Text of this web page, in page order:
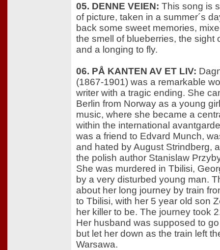
05. DENNE VEIEN: This song is
of picture, taken in a summer´s
back some sweet memories,
the smell of blueberries, the sight
and a longing to fly.
06. PÅ KANTEN AV ET LIV:
(1867-1901) was a remarkable
writer with a tragic ending. She
Berlin from Norway as a young
music, where she became a
within the international
was a friend to Edvard Munch,
and hated by August Strindberg,
the polish author Stanislaw
She was murdered in Tbilisi,
by a very disturbed young man.
about her long journey by train
to Tbilisi, with her 5 year old son
her killer to be. The journey took
Her husband was supposed to
but let her down as the train left
Warsawa.